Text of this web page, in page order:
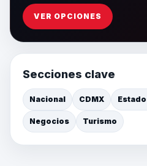
VER OPCIONES
Secciones clave
Nacional CDMX
Negocios Turismo